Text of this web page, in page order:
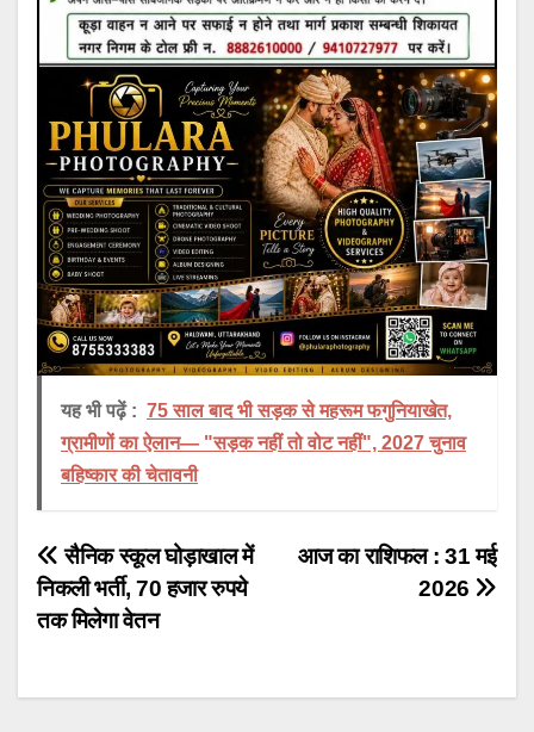
यह भी पढ़ें : 75 साल बाद भी सड़क से महरूम फगुनियाखेत,
ग्रामीणों का ऐलान— "सड़क नहीं तो वोट नहीं", 2027 चुनाव
बहिष्कार की चेतावनी
Post
navigation
आज का राशिफल : 31 मई
2026
सैनिक स्कूल घोड़ाखाल में
निकली भर्ती, 70 हजार रुपये
तक मिलेगा वेतन